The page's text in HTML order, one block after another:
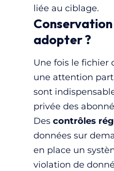
liée au ciblage.
adopter ?
Une fois le fichier
une attention
sont
privée des
Des contrôles
données sur
en place un
violation de